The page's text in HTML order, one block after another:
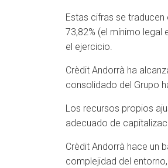
Estas cifras se traducen
73,82% (el mínimo legal
el ejercicio.
Crèdit Andorrà ha
consolidado del Grupo
Los recursos propios
adecuado de
Crèdit Andorrà hace un
complejidad del